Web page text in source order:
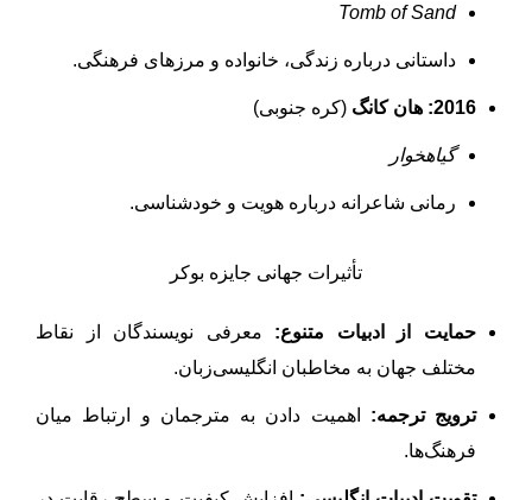
Tomb of Sand
داستانی درباره زندگی، خانواده و مرزهای فرهنگی.
2016: هان کانگ (کره جنوبی)
گیاهخوار
رمانی شاعرانه درباره هویت و خودشناسی.
تأثیرات جهانی جایزه بوکر
حمایت از ادبیات متنوع: معرفی نویسندگان از نقاط
مختلف جهان به مخاطبان انگلیسی‌زبان.
ترویج ترجمه: اهمیت دادن به مترجمان و ارتباط میان
فرهنگ‌ها.